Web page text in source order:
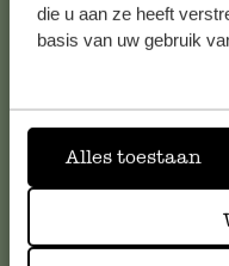
die u aan ze heeft
basis van uw gebruik
Alles toestaan
Service
Pour toute question ou